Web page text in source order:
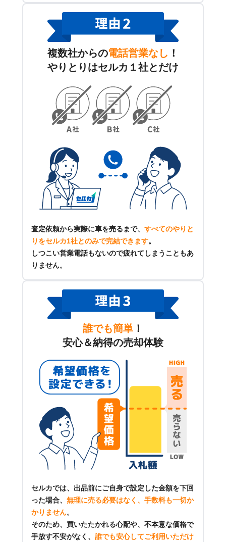
複数社からの電話営業なし ！
やりとりはセルカ１社とだけ
査定依頼から実際に車を売るまで、 すべてのやりと
りをセルカ1社とのみで完結できます。
しつこい営業電話もないので疲れてしまうこともあ
りません。
誰でも簡単 ！
安心＆納得の売却体験
セルカでは、出品前にご自身で設定した金額を下回
った場合、 無理に売る必要はなく、手数料も一切か
かりません。
そのため、買いたたかれる心配や、不本意な価格で
手放す不安がなく、 誰でも安心してご利用いただけ